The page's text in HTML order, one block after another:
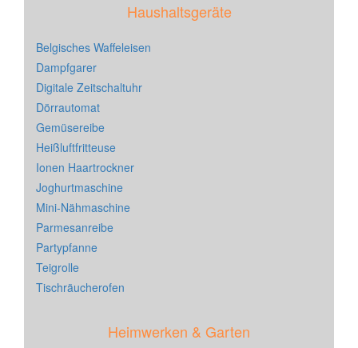
Haushaltsgeräte
Belgisches Waffeleisen
Dampfgarer
Digitale Zeitschaltuhr
Dörrautomat
Gemüsereibe
Heißluftfritteuse
Ionen Haartrockner
Joghurtmaschine
Mini-Nähmaschine
Parmesanreibe
Partypfanne
Teigrolle
Tischräucherofen
Heimwerken & Garten